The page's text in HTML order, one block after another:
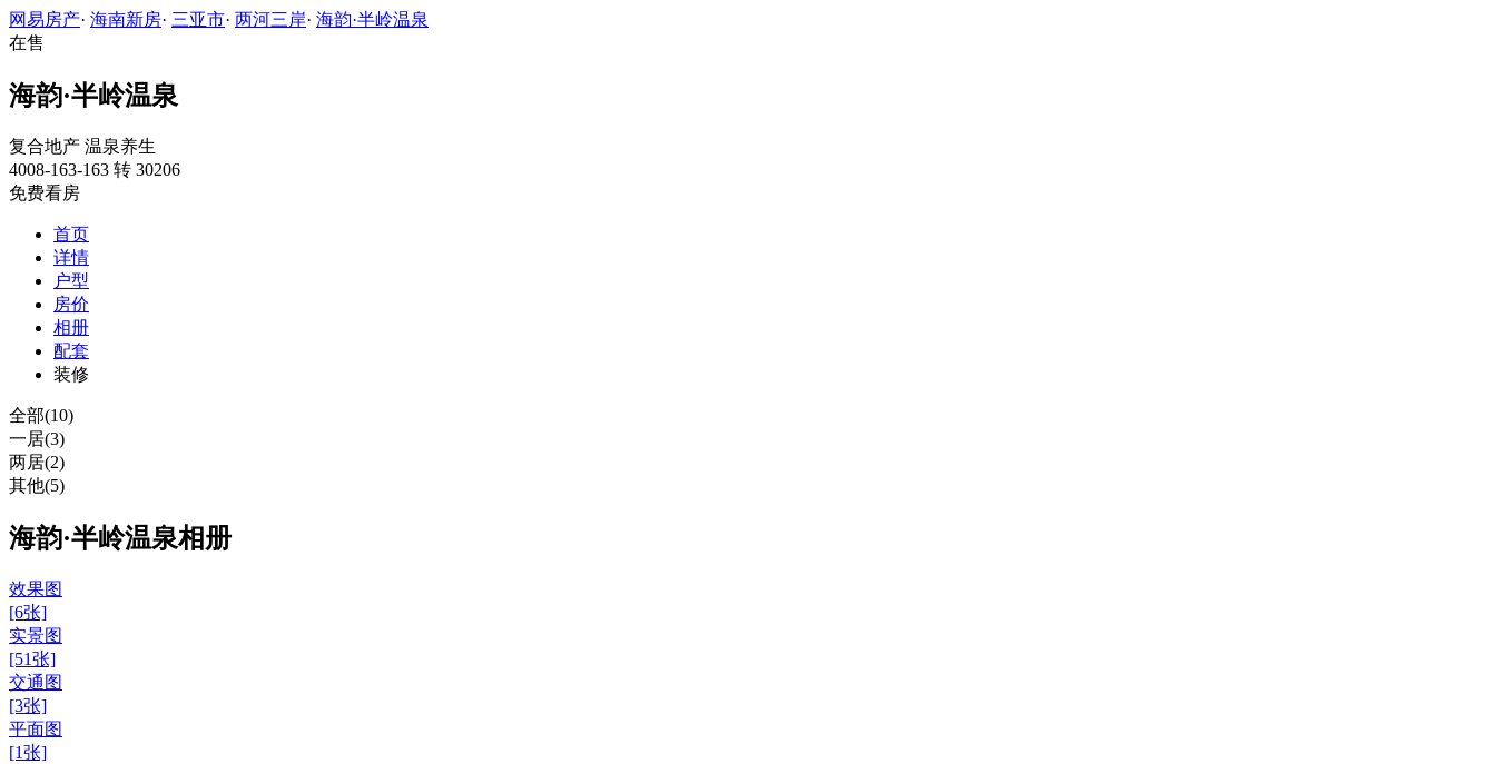
网易房产· 海南新房· 三亚市· 两河三岸· 海韵·半岭温泉
在售
海韵·半岭温泉
复合地产 温泉养生
4008-163-163 转 30206
免费看房
首页
详情
户型
房价
相册
配套
装修
全部(10)
一居(3)
两居(2)
其他(5)
海韵·半岭温泉相册
效果图
[6张]
实景图
[51张]
交通图
[3张]
平面图
[1张]